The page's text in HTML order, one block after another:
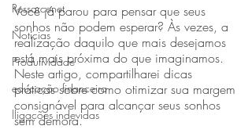
Ressarcenet
Notícias
Produtividade
educação financeira
lligações indevidas
Você já parou para pensar que seus
sonhos não podem esperar? Às vezes, a
realização daquilo que mais desejamos
está mais próxima do que imaginamos.
Neste artigo, compartilharei dicas
práticas sobre como otimizar sua margem
consignável para alcançar seus sonhos
sem demora.